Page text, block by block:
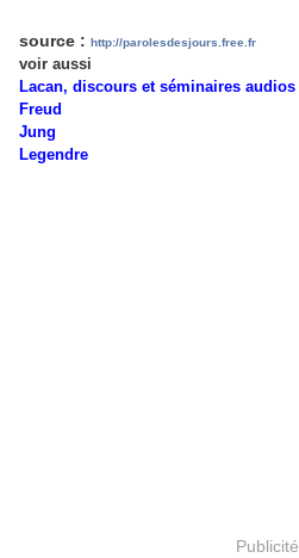
source : http://parolesdesjours.free.fr
voir aussi
Lacan, discours et séminaires audios
Freud
Jung
Legendre
Publicité